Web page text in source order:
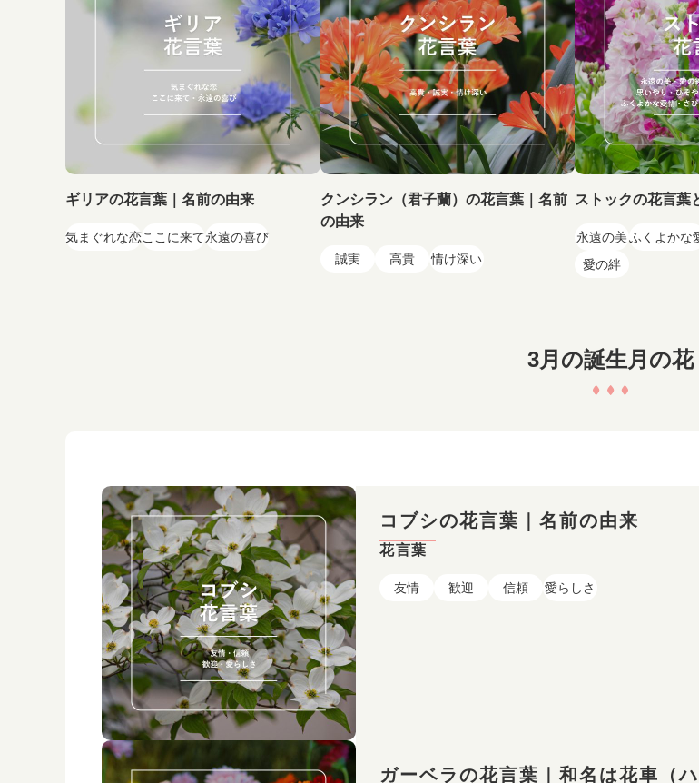
ギリアの花言葉｜名前の由来
気まぐれな恋ここに来て永遠の喜び
クンシラン（君子蘭）の花言葉｜名前
の由来
誠実 高貴 情け深い
ストックの花言葉
永遠の美ふくよかな
愛の絆
3月の誕生月の花
コブシの花言葉｜名前の由来
花言葉
友情 歓迎 信頼 愛らしさ
ガーベラの花言葉｜和名は花車（ハ